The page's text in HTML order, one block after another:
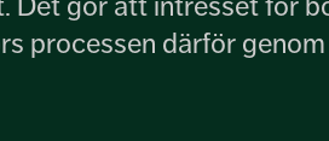
processen därför